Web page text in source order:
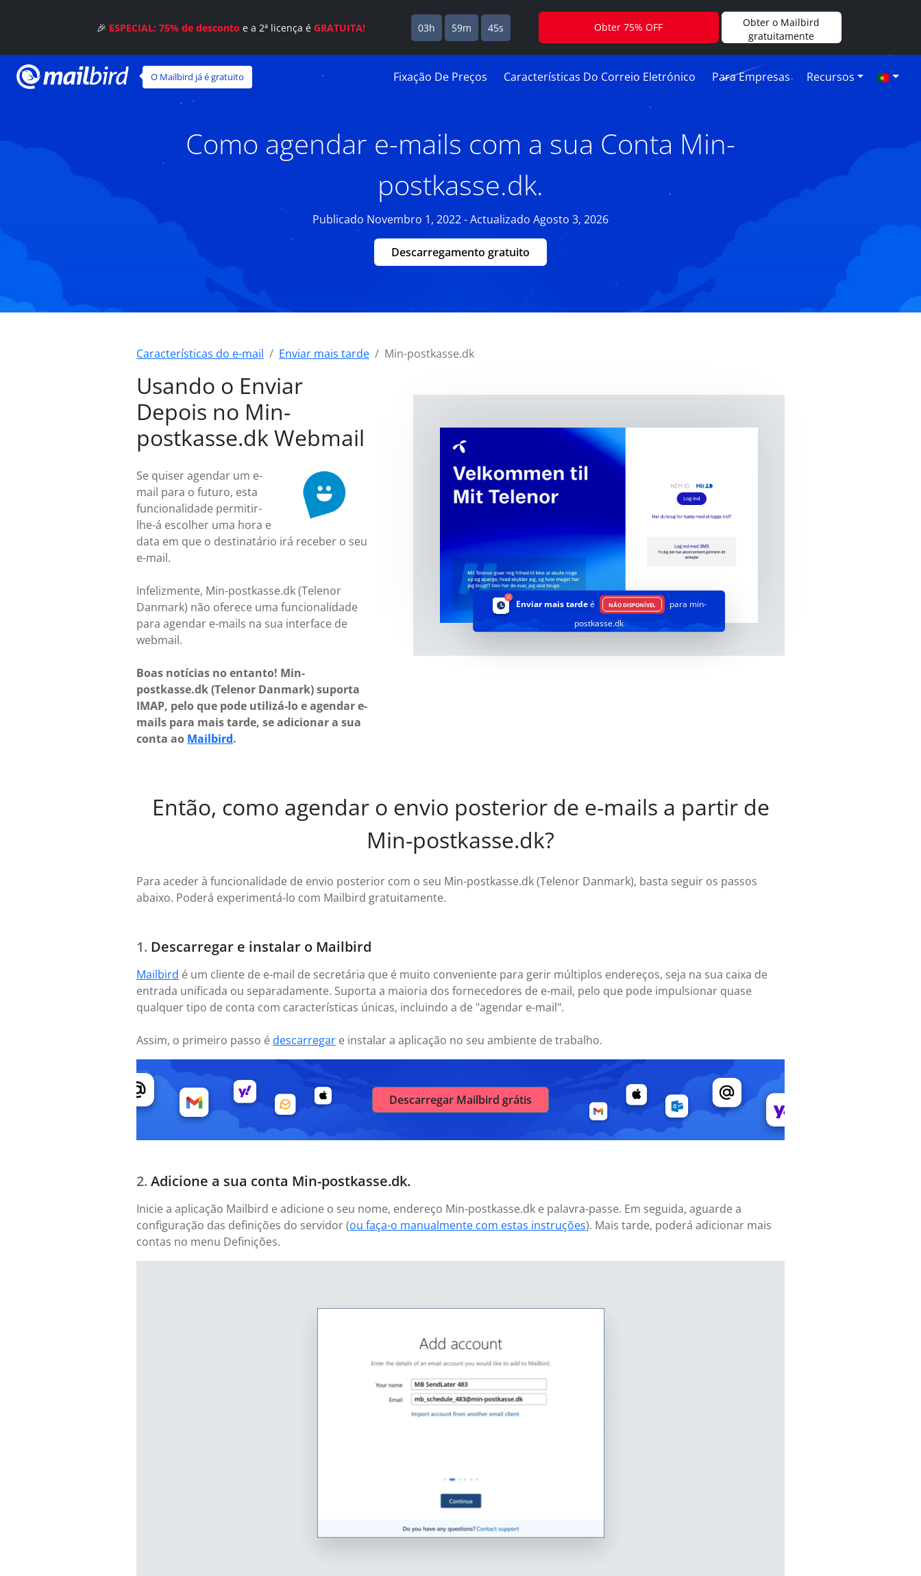
O Mailbird já é gratuito Fixação De Preços Características Do Correio Eletrónico Para Empresas Recursos
Como agendar e-mails com a sua Conta Min-
postkasse.dk.
Publicado Novembro 1, 2022 - Actualizado Agosto 3, 2026
Descarregamento gratuito
Características do e-mail Enviar mais tarde Min-postkasse.dk
Usando o Enviar
Depois no Min-
postkasse.dk Webmail
Se quiser agendar um e-
mail para o futuro, esta
funcionalidade permitir-
lhe-á escolher uma hora e
data em que o destinatário irá receber o seu
e-mail.
Infelizmente, Min-postkasse.dk (Telenor
Danmark) não oferece uma funcionalidade
para agendar e-mails na sua interface de
webmail.
Boas notícias no entanto! Min-
postkasse.dk (Telenor Danmark) suporta
IMAP, pelo que pode utilizá-lo e agendar e-
mails para mais tarde, se adicionar a sua
conta ao Mailbird.
Enviar mais tardeé NÃO DISPONÍVEL
para min-
postkasse.dk
Então, como agendar o envio posterior de e-mails a partir de
Min-postkasse.dk?
Para aceder à funcionalidade de envio posterior com o seu Min-postkasse.dk (Telenor Danmark), basta seguir os passos
abaixo. Poderá experimentá-lo com Mailbird gratuitamente.
Descarregar e instalar o Mailbird
Mailbird é um cliente de e-mail de secretária que é muito conveniente para gerir múltiplos endereços, seja na sua caixa de
entrada unificada ou separadamente. Suporta a maioria dos fornecedores de e-mail, pelo que pode impulsionar quase
qualquer tipo de conta com características únicas, incluindo a de "agendar e-mail".
Assim, o primeiro passo é descarregar e instalar a aplicação no seu ambiente de trabalho.
Descarregar Mailbird grátis
Adicione a sua conta Min-postkasse.dk.
Inicie a aplicação Mailbird e adicione o seu nome, endereço Min-postkasse.dk e palavra-passe. Em seguida, aguarde a
configuração das definições do servidor (ou faça-o manualmente com estas instruções). Mais tarde, poderá adicionar mais
contas no menu Definições.
🎉 ESPECIAL: 75% de desconto e a 2ª licença éGRATUITA! 03h 59m 44s Obter 75% OFF
Obter o Mailbird
gratuitamente